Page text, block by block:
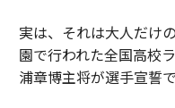
実は、それは大人だけ
園で行われた全国高校
浦章博主将が選手宣誓